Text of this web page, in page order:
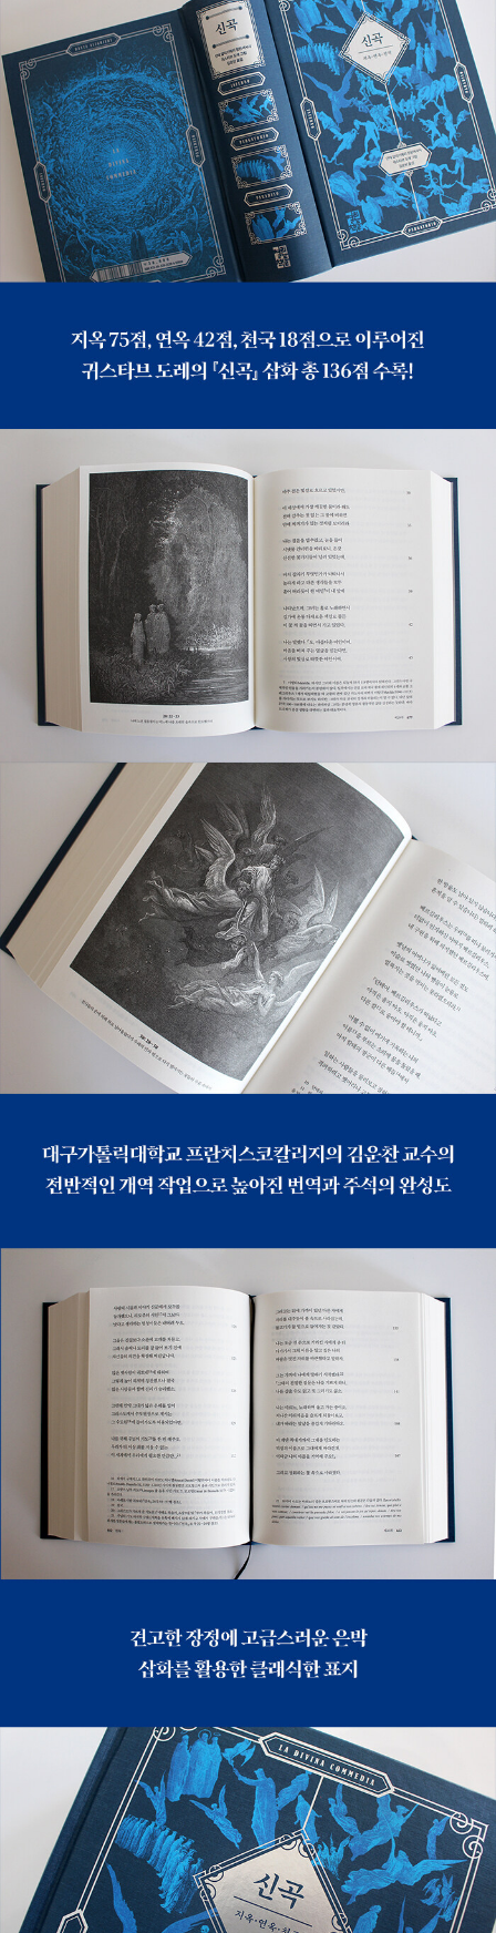
다. 단테는 에우노 강물을 마시고, 완전히 깨끗한 몸으로 별들을
향해 오를 준비를 마친다.
천국
눈부신 빛과 아름다운 노래 속에 베아트리체는 하늘들을 응시하
고, 단테는 베아트리체를 응시한 채 하늘로 날아오른다. 단테와
베아트리체는 빠른 속도로 달의 하늘, 즉 월천(月天)에 도착한
다. 순결의 서원(誓願)을 하였지만 타인의 폭력으로 인해 서원을
완전히 채우지 못한 영혼들을 만난다. 수성의 하늘에서 유스티니
다. 셋째 하늘 금성천에서는 사랑에 사로잡혔던 영혼들을 만나고,
넷째 하늘 태양천에서는 철학과 신학 분야에서 이름을 떨쳤던 영
형태를 이루며 눈부시게 빛난다. 영혼 중 하나는 단테의 고조부
카차귀다이며, 단테는 그에게 자신의 미래 운명에 대해 알려 달라
고 부탁한다. 그는 단테가 힘겨운 망명 생활을 하게 될 것이며 베
로나의 칸그란데 델라 스칼라의 도움을 받을 것이라 예언하면서,
저승 세계를 두루 둘러본 다음 두려워 말고 모든 것을 그대로 시
로 적어 사람들에게 도움을 주라고 말한다. 여섯째 하늘 목성천에
서는 정의로운 영혼들이 날아다니며 처음에는 글자 모양을 이루
었다가, 다음에는 독수리의 형상으로 모인다. 그 영혼들은 여러
나라 군주들의 부패와 타락을 일일이 열거하며 비난한다. 일곱째
하늘 토성천에서 최고의 하늘까지 이어진 끝없이 높은 계단 위로
관조의 삶을 살았던 영혼들이 오르내리고 있다. 여덟째 하늘 항성
천으로 올라가, 아래의 일곱 행성과 함께 조그맣고 보잘것없는 지
구를 내려다본다. 그곳에서 단테는 그리스도가 내려오고, 성모 마
리아와 그리스도의 사도들이 나타나는 것을 본다. 성 베드로는 믿
음, 성 야고보는 희망, 성 요한은 사랑에 대해 설명해 준다. 아홉
째 하늘 원동천으로 올라간 단테는 처음으로 하느님이 있는 곳을
바라보는데, 너무나도 강렬한 빛에 눈을 감을 수밖에 없다. 베아
트리체는 하느님을 둘러싼 아홉 하늘에 배치된 아홉 품계의 천사
들에 대해 설명한다. 원동천 천사들의 빛이 서서히 사라지고, 베
아트리체는 더욱 아름다운 모습으로 빛난다. 최고의 하늘 엠피레
모양으로 하느님을 에워싸고 있고, 천사들이 그 사이를 날고 있
다. 성 베르나르두스는 성모 마리아에게 기도하여, 은총을 바라는
디어 하느님의 빛을 직접 바라본다. 삼위일체의 신비, 태양과 모